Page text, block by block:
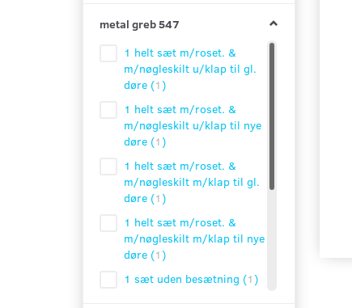
1/2 sæt pol.
mess.M/besætning u/klap
ny dør(1)
1 sæt pol. mess.
M/besætning u/klap
gammel dør(4)
1 sæt Pol. mess.
M/besætning m/klap
gammel dør(2)
1/2 sæt pol.
mess.M/besætning u/klap
gammel dør(1)
1 stk pol. messing med
pind (1)
1 stk pol. messing uden
metal greb 547
1 helt sæt m/roset. &
m/nøgleskilt u/klap til gl.
døre (1)
1 helt sæt m/roset. &
m/nøgleskilt u/klap til nye
døre (1)
1 helt sæt m/roset. &
m/nøgleskilt m/klap til gl.
døre (1)
1 helt sæt m/roset. &
m/nøgleskilt m/klap til nye
døre (1)
1 sæt uden besætning (1)